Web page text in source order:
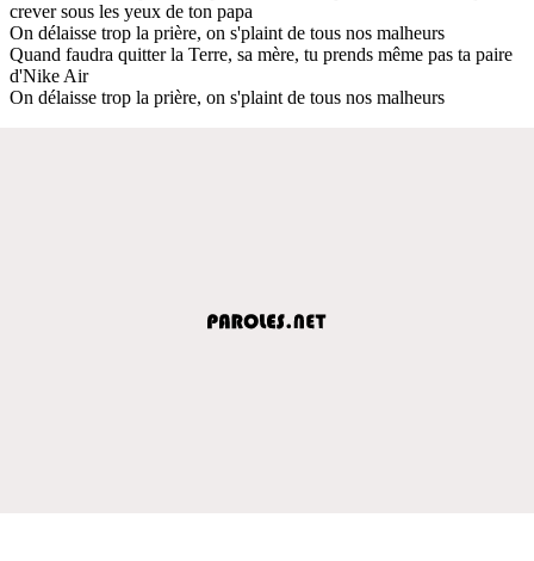
crever sous les yeux de ton papa
On délaisse trop la prière, on s'plaint de tous nos malheurs
Quand faudra quitter la Terre, sa mère, tu prends même pas ta paire
d'Nike Air
On délaisse trop la prière, on s'plaint de tous nos malheurs